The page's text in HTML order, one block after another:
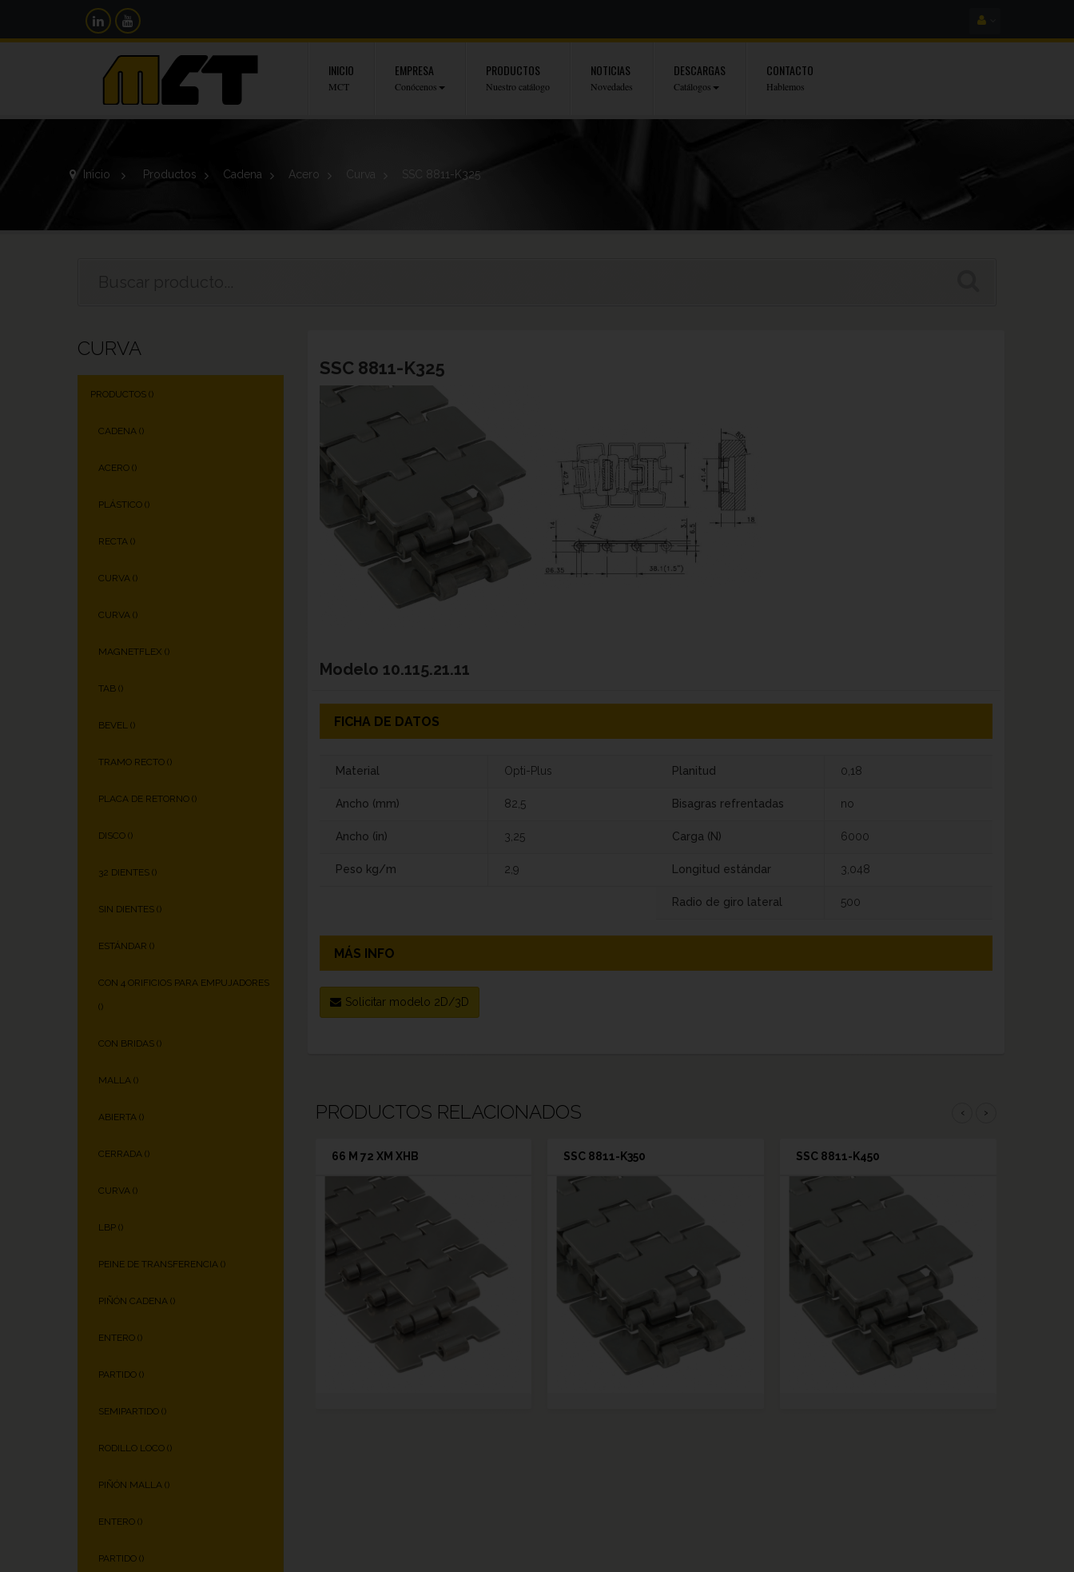
INICIO
MCT
EMPRESA
Conócenos
PRODUCTOS
Nuestro catálogo
NOTICIAS
Novedades
DESCARGAS
Catálogos
CONTACTO
Hablemos
Inicio > Productos > Cadena > Acero > Curva SSC 8811-K325
CURVA
PRODUCTOS ()
CADENA ()
ACERO ()
PLÁSTICO ()
RECTA ()
CURVA ()
CURVA ()
MAGNETFLEX ()
TAB ()
BEVEL ()
TRAMO RECTO ()
PLACA DE RETORNO ()
DISCO ()
32 DIENTES ()
SIN DIENTES ()
ESTÁNDAR ()
CON 4 ORIFICIOS PARA EMPUJADORES
()
CON BRIDAS ()
MALLA ()
ABIERTA ()
CERRADA ()
CURVA ()
LBP ()
PEINE DE TRANSFERENCIA ()
PIÑÓN CADENA ()
ENTERO ()
PARTIDO ()
SEMIPARTIDO ()
RODILLO LOCO ()
PIÑÓN MALLA ()
ENTERO ()
PARTIDO ()
SSC 8811-K325
Modelo 10.115.21.11
FICHA DE DATOS
Material Opti-Plus
Ancho (mm) 82,5
Ancho (in) 3,25
Peso kg/m 2,9
Planitud 0,18
Bisagras refrentadas no
Carga (N) 6000
Longitud estándar 3,048
Radio de giro lateral 500
MÁS INFO
Solicitar modelo 2D/3D
PRODUCTOS RELACIONADOS ‹ ›
66 M 72 XM XHB SSC 8811-K350 SSC 8811-K450